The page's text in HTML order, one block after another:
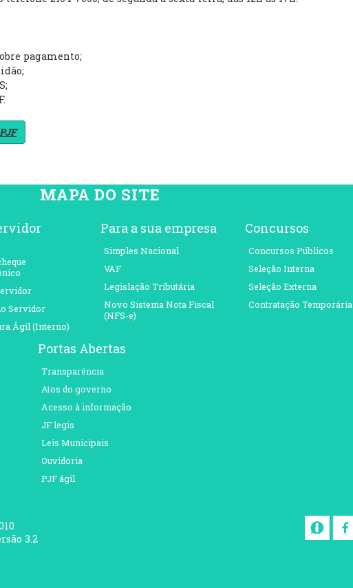
pagamento;
MAPA DO SITE
Servidor
Ágil (Interno)
Para a sua empresa
Simples Nacional
VAF
Legislação Tributária
Novo Sistema Nota Fiscal
(NFS-e)
Concursos
Concursos Públicos
Seleção Interna
Seleção Externa
Contratação Temporária
Portas Abertas
Transparência
Atos do governo
Acesso à informação
JF legis
Leis Municipais
Ouvidoria
PJF ágil
3.2